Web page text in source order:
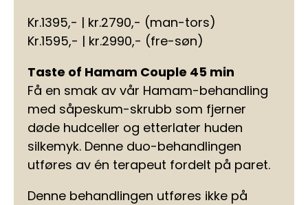
Kr.1395,- | kr.2790,- (man-tors)
Kr.1595,- | kr.2990,- (fre-søn)
Taste of Hamam Couple 45 min
Få en smak av vår Hamam-behandling
med såpeskum-skrubb som fjerner
døde hudceller og etterlater huden
silkemyk. Denne duo-behandlingen
utføres av én terapeut fordelt på paret.
Denne behandlingen utføres ikke på